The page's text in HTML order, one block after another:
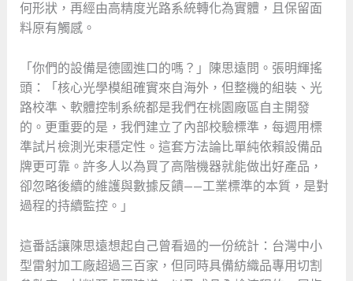
何形狀，再經由高精度光路系統轉化為實體，且保留面
料原有觸感。
「你們的設備是德國進口的嗎？」陳思遠問。張明輝搖
頭：「核心光學模組確實來自海外，但整機的組裝、光
路校準、軟體控制系統都是我們在桃園廠區自主開發
的。更重要的是，我們建立了內部校驗標準，每週用標
準試片檢測光束穩定性。這套方法論比單純依賴設備品
牌更可靠。許多人以為買了高階機器就能做出好產品，
卻忽略後續的維護與數據反饋——工業標準的本質，是對
過程的持續監控。」
這番話讓陳思遠想起自己曾看過的一份統計：台灣中小
型雷射加工廠超過三百家，但同時具備紡織品專用切割